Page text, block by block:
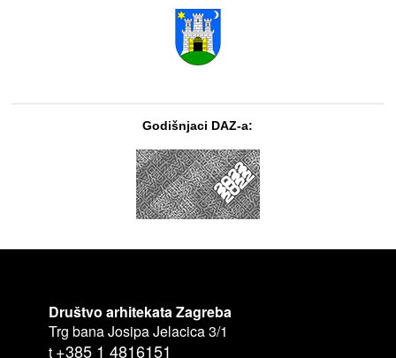
Godišnjaci DAZ-a:
Društvo arhitekata Zagreba
Trg bana Josipa Jelacica 3/1
t +385 1 4816151